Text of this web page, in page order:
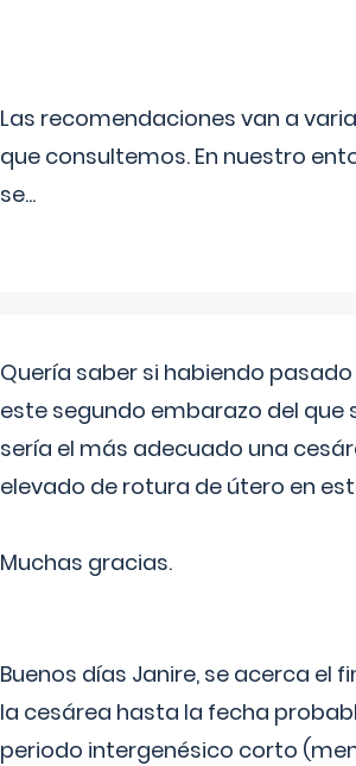
Las recomendaciones van a
que consultemos. En nuestro
se...
Quería saber si habiendo
este segundo embarazo del
sería el más adecuado una
elevado de rotura de útero en
Muchas gracias.
Buenos días Janire, se acerca el
la cesárea hasta la fecha
periodo intergenésico corto